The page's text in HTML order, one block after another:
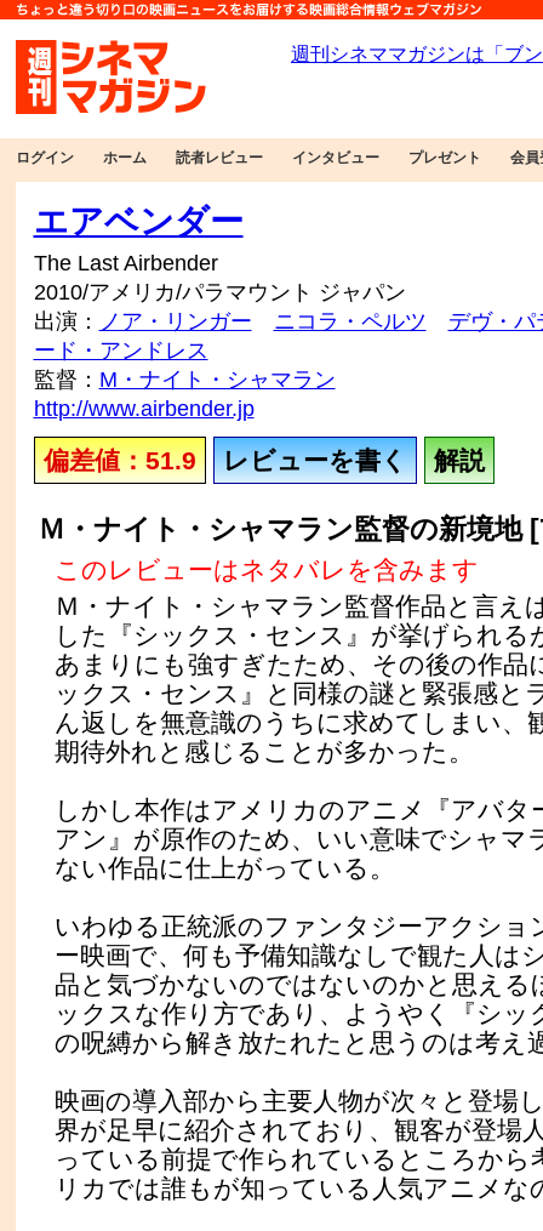
ログイン ホーム 読者レビュー インタビュー プレゼント 会員
エアベンダー
The Last Airbender
2010/アメリカ/パラマウント ジャパン
出演： ノア・リンガー ニコラ・ペルツ
デヴ・パ
ード・アンドレス
監督： M・ナイト・シャマラン
http://www.airbender.jp
偏差値：51.9 レビューを書く 解説
Ｍ・ナイト・シャマラン監督の新境地
このレビューはネタバレを含みます
Ｍ・ナイト・シャマラン監督作品と言え
した『シックス・センス』が挙げられる
あまりにも強すぎたため、その後の作品
ックス・センス』と同様の謎と緊張感と
ん返しを無意識のうちに求めてしまい、
期待外れと感じることが多かった。
しかし本作はアメリカのアニメ『アバ
アン』が原作のため、いい意味でシャマ
ない作品に仕上がっている。
いわゆる正統派のファンタジーアクショ
ー映画で、何も予備知識なしで観た人は
品と気づかないのではないのかと思える
ックスな作り方であり、ようやく『シッ
の呪縛から解き放たれたと思うのは考え
映画の導入部から主要人物が次々と登場
界が足早に紹介されており、観客が登場
っている前提で作られているところから
リカでは誰もが知っている人気アニメな